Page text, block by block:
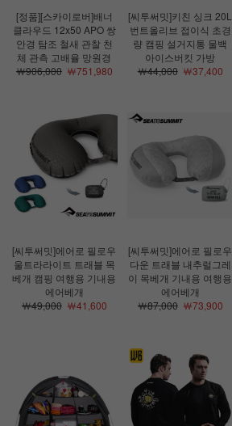
[정품][스카이로버]배너
클라우드 12x50 APO 쌍
안경 탐조 철새 관찰 천
체 관측 고배율 망원경
￦906,000￦751,980
[씨투써밋]키친 싱크 20L
번트올리브 접이식 초경
량 캠핑 설거지통 물백
아이스버킷 가방
￦44,000￦37,400
[씨투써밋]에어로 필로우
울트라라이트 트래블 목
베개 캠핑 여행용 기내용
에어베개
￦49,000￦41,600
[씨투써밋]에어로 필로우
다운 트래블 내추럴그레
이 목베개 기내용 여행용
에어베개
￦87,000￦73,900